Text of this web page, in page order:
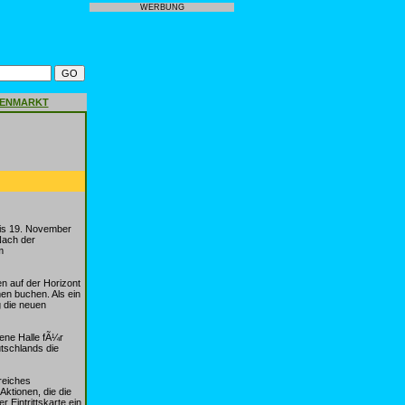
19. November
der
auf der Horizont
buchen. Als ein
die neuen
Halle fÃ¼r
die
die die
Eintrittskarte ein
WERBUNG